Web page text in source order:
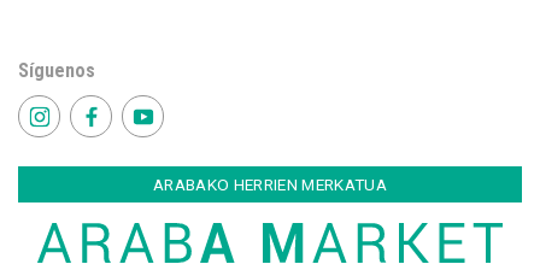
Síguenos
ARABAKO HERRIEN MERKATUA